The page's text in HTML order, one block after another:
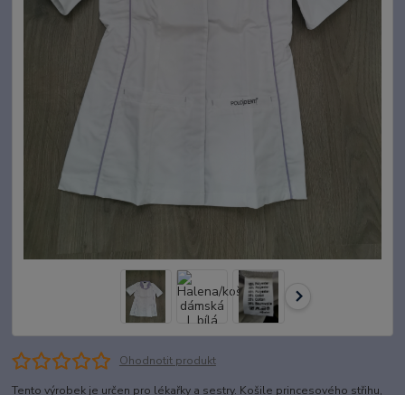
Ohodnotit produkt
Tento výrobek je určen pro lékařky a sestry. Košile princesového střihu,